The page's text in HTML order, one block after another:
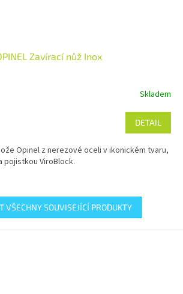
Zavírací nůž Inox
Skladem
DETAIL
Opinel z nerezové oceli v ikonickém tvaru,
pojistkou ViroBlock.
VŠECHNY SOUVISEJÍCÍ PRODUKTY